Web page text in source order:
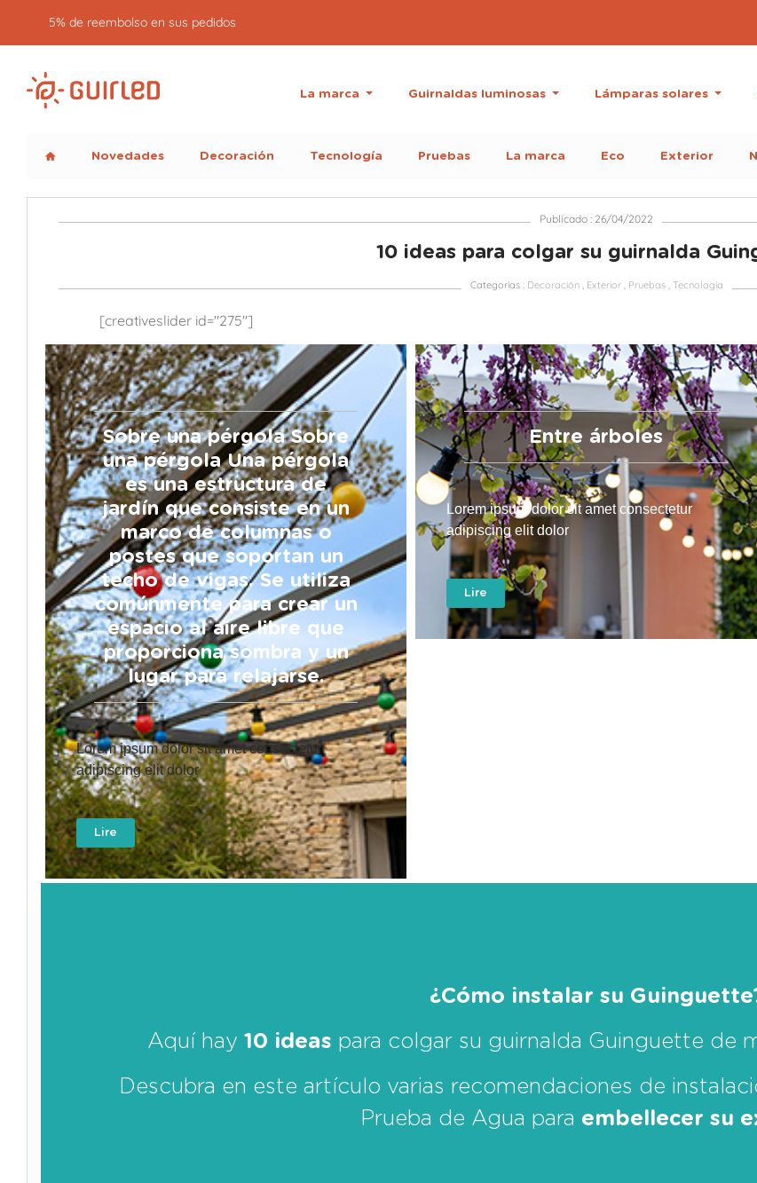
5% de reembolso en sus pedidos
La marca Guirnaldas luminosas Lámparas solares
home Novedades Decoración Tecnología Pruebas La marca Eco Exterior
Publicado : 26/04/2022
10 ideas para colgar su guirnalda
Categorías : Decoración, Exterior, Pruebas, Tecnología
[creativeslider id="275"]
Sobre una pérgola Sobre
una pérgola Una pérgola
es una estructura de
jardín que consiste en un
marco de columnas o
postes que soportan un
techo de vigas. Se utiliza
comúnmente para crear un
espacio al aire libre que
proporciona sombra y un
lugar para relajarse.
Lorem ipsum dolor sit amet consectetur
adipiscing elit dolor
Lire
Entre árboles
Lorem ipsum dolor sit amet consectetur
adipiscing elit dolor
Lire
¿Cómo instalar su
Aquí hay 10 ideas para colgar su guirnalda Guinguette de
Descubra en este artículo varias recomendaciones de
Prueba de Agua para embellecer su